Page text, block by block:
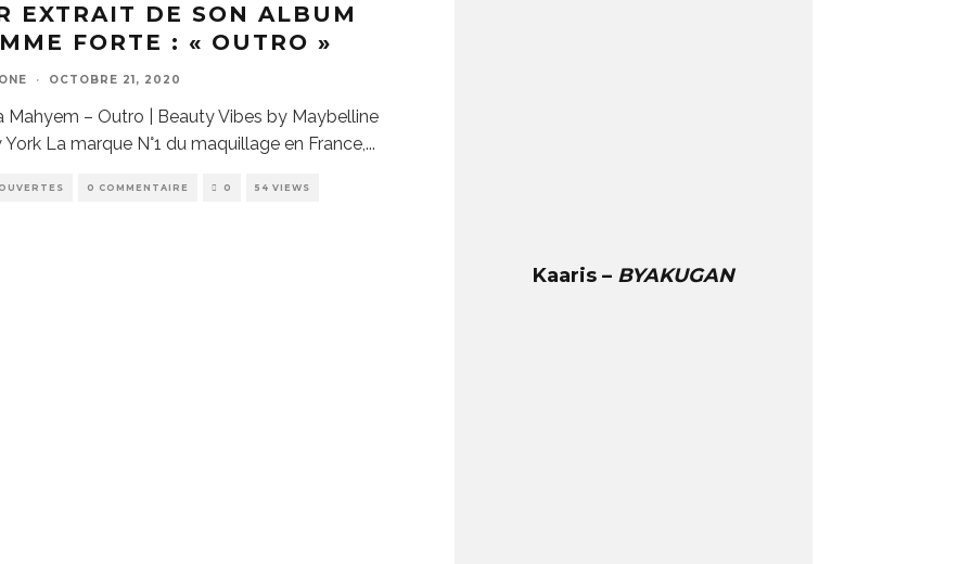
EXTRAIT DE SON ALBUM
FORTE : « OUTRO »
· OCTOBRE 21, 2020
Mahyem – Outro | Beauty Vibes by Maybelline
York La marque N°1 du maquillage en France,...
0 COMMENTAIRE 0 54 VIEWS
Kaaris – BYAKUGAN